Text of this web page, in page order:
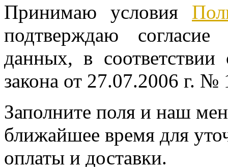
Принимаю условия
подтверждаю
данных, в
закона от 27.07.2006 г.
Заполните поля и наш
ближайшее время для
оплаты и доставки.